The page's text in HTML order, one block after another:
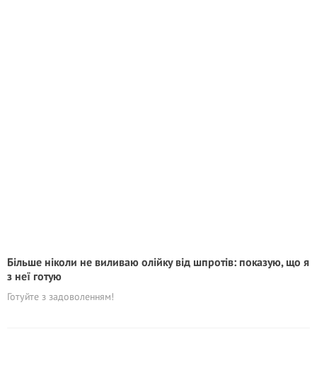
Більше ніколи не виливаю олійку від шпротів: показую, що я
з неї готую
Готуйте з задоволенням!